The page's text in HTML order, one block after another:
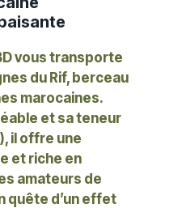
vous transporte
du Rif, berceau
marocaines.
et sateneur
, il offre une
et riche en
amateurs de
quête d’un effet